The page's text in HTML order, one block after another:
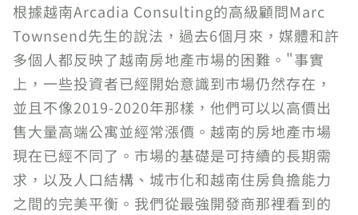
根據越南Arcadia Consulting的高級顧問Marc
Townsend先生的說法，過去6個月來，媒體和許
多個人都反映了越南房地產市場的困難。"事實
上，一些投資者已經開始意識到市場仍然存在，
並且不像2019-2020年那樣，他們可以以高價出
售大量高端公寓並經常漲價。越南的房地產市場
現在已經不同了。市場的基礎是可持續的長期需
求，以及人口結構、城市化和越南住房負擔能力
之間的完美平衡。我們從最強開發商那裡看到的